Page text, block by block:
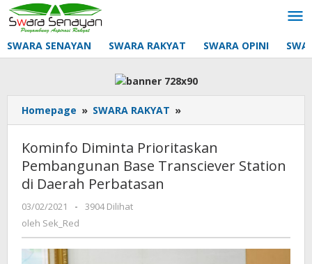
Lewati
ke
konten
SWARA SENAYAN SWARA RAKYAT SWARA OPINI
Homepage » SWARA RAKYAT »
Diminta
Pembangunan
Base
Perbatasan
Kominfo Diminta Prioritaskan
Pembangunan Base Transciever Station
di Daerah Perbatasan
03/02/2021
oleh
Sek_Red
-
3904 Dilihat
oleh Sek_Red